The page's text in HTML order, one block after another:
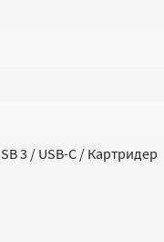
3 / USB-C / Картридер